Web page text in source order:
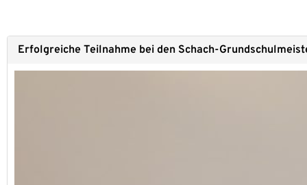
Erfolg­rei­che Teil­nah­me bei den Schach-